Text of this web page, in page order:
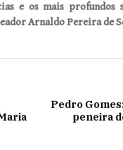
e os mais
Arnaldo Pereira de
Pedro
peneira